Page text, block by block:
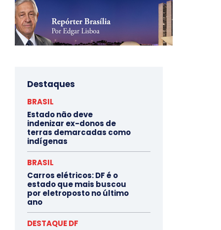
Destaques
BRASIL
Estado não deve
indenizar ex-donos de
terras demarcadas como
indígenas
BRASIL
Carros elétricos: DF é o
estado que mais buscou
por eletroposto no último
ano
DESTAQUE DF